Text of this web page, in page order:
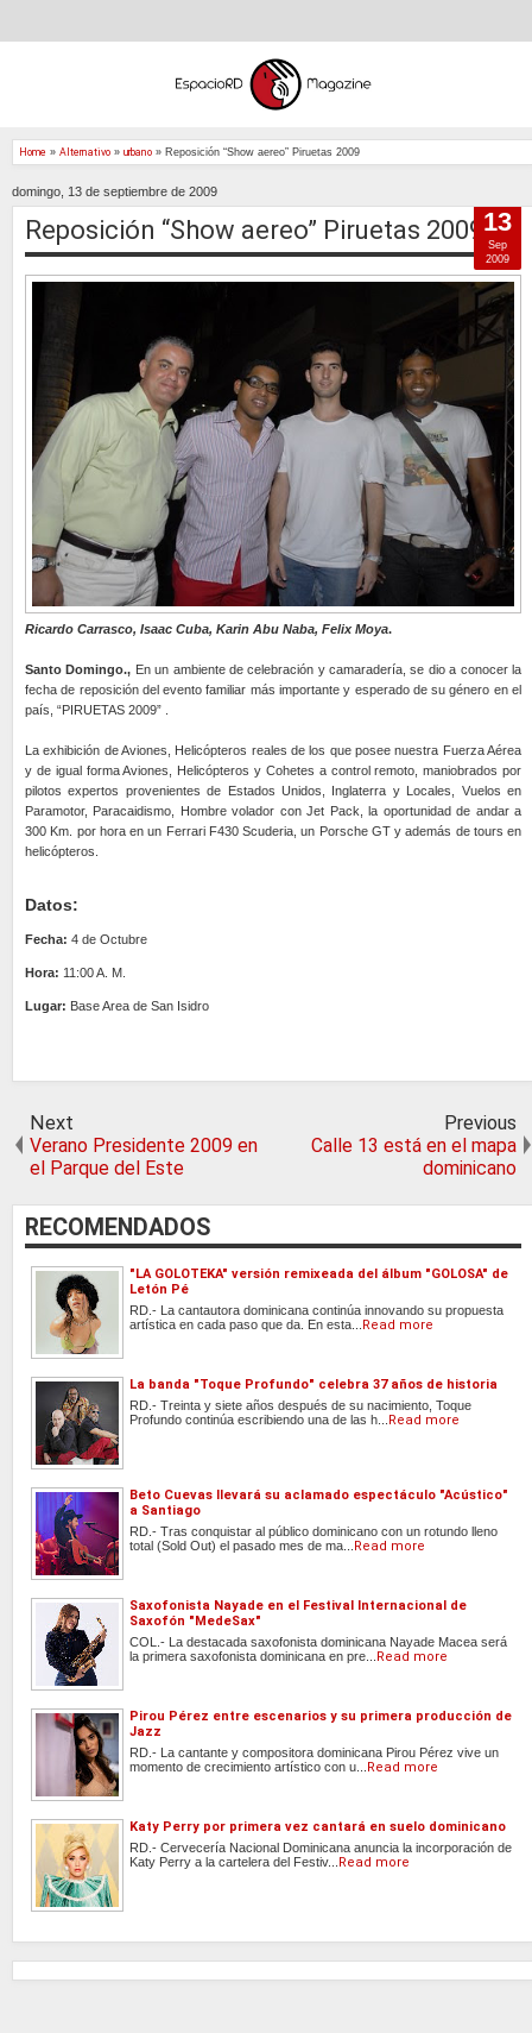
Home » Alternativo » urbano » Reposición “Show aereo” Piruetas 2009
domingo, 13 de septiembre de 2009
Reposición “Show aereo” Piruetas 2009
Ricardo Carrasco, Isaac Cuba, Karin Abu Naba, Felix Moya.
Santo Domingo., En un ambiente de celebración y camaradería, se dio a conocer la
fecha de reposición del evento familiar más importante y esperado de su género en el
país, “PIRUETAS 2009” .
La exhibición de Aviones, Helicópteros reales de los que posee nuestra Fuerza Aérea
y de igual forma Aviones, Helicópteros y Cohetes a control remoto, maniobrados por
pilotos expertos provenientes de Estados Unidos, Inglaterra y Locales, Vuelos en
Paramotor, Paracaidismo, Hombre volador con Jet Pack, la oportunidad de andar a
300 Km. por hora en un Ferrari F430 Scuderia, un Porsche GT y además de tours en
helicópteros.
Datos:
Fecha: 4 de Octubre
Hora: 11:00 A. M.
Lugar: Base Area de San Isidro
13
Sep
2009
Next
Verano Presidente 2009 en
el Parque del Este
Previous
Calle 13 está en el mapa
dominicano
RECOMENDADOS
"LA GOLOTEKA" versión remixeada del álbum "GOLOSA" de
Letón Pé
RD.- La cantautora dominicana continúa innovando su propuesta
artística en cada paso que da. En esta... Read more
La banda "Toque Profundo" celebra 37 años de historia
RD.- Treinta y siete años después de su nacimiento, Toque
Profundo continúa escribiendo una de las h... Read more
Beto Cuevas llevará su aclamado espectáculo "Acústico"
a Santiago
RD.- Tras conquistar al público dominicano con un rotundo lleno
total (Sold Out) el pasado mes de ma... Read more
Saxofonista Nayade en el Festival Internacional de
Saxofón "MedeSax"
COL.- La destacada saxofonista dominicana Nayade Macea será
la primera saxofonista dominicana en pre... Read more
Pirou Pérez entre escenarios y su primera producción de
Jazz
RD.- La cantante y compositora dominicana Pirou Pérez vive un
momento de crecimiento artístico con u... Read more
Katy Perry por primera vez cantará en suelo dominicano
RD.- Cervecería Nacional Dominicana anuncia la incorporación de
Katy Perry a la cartelera del Festiv... Read more